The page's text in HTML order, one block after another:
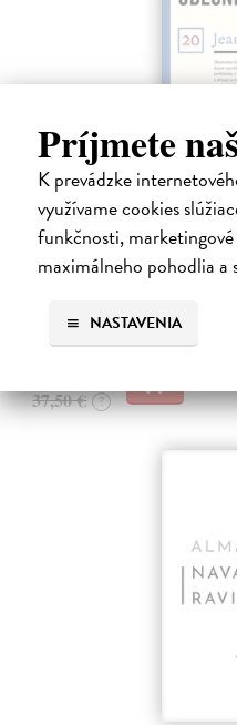
Príjmete
K prevádzke
využívame cookies
funkčnosti, marketingové
maximálneho pohodlia a
NASTAVENIA
Ekonomie pro
Tirole Jean| Kniha
Ekonomie může pomoci
ekonomové opustí své obvyklé
vědeckých časopisů, které čtou
Na sklade ?
37,50 € ?